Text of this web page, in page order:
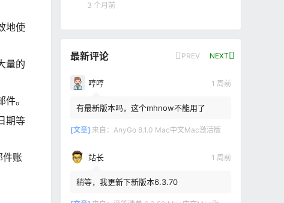
地使
量的
。
期等
件账
3 个月前
最新评论 PREV NEXT
哼哼 1 周前
有最新版本吗，这个mhnow不能用了
[文章] 来自： AnyGo 8.1.0 Mac中文Mac激活版
站长 1 周前
稍等，我更新下新版本6.3.70